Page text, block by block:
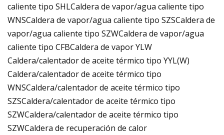
caliente tipo SHLCaldera de vapor/agua caliente tipo
WNSCaldera de vapor/agua caliente tipo SZSCaldera de
vapor/agua caliente tipo SZWCaldera de vapor/agua
caliente tipo CFBCaldera de vapor YLW
Caldera/calentador de aceite térmico tipo YYL(W)
Caldera/calentador de aceite térmico tipo
WNSCaldera/calentador de aceite térmico tipo
SZSCaldera/calentador de aceite térmico tipo
SZWCaldera/calentador de aceite térmico tipo
SZWCaldera de recuperación de calor